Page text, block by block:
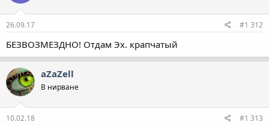
26.09.17 #1 312
БЕЗВОЗМЕЗДНО! Отдам Эх. крапчатый
aZaZell
В нирване
10.02.18 #1 313